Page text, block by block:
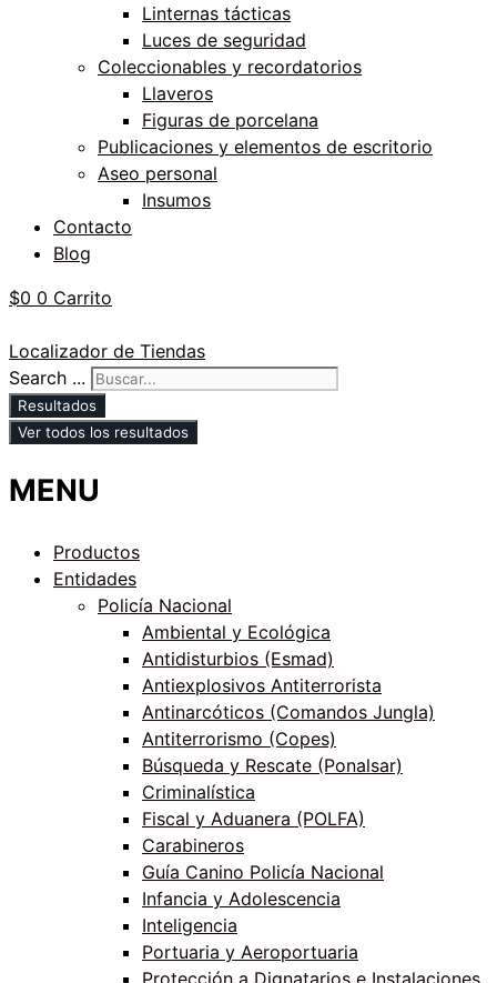
Linternas tácticas
Luces de seguridad
Coleccionables y recordatorios
Llaveros
Figuras de porcelana
Publicaciones y elementos de escritorio
Aseo personal
Insumos
Contacto
Blog
$0 0 Carrito
Localizador de Tiendas
Search ...
Resultados
Ver todos los resultados
MENU
Productos
Entidades
Policía Nacional
Ambiental y Ecológica
Antidisturbios (Esmad)
Antiexplosivos Antiterrorista
Antinarcóticos (Comandos Jungla)
Antiterrorismo (Copes)
Búsqueda y Rescate (Ponalsar)
Criminalística
Fiscal y Aduanera (POLFA)
Carabineros
Guía Canino Policía Nacional
Infancia y Adolescencia
Inteligencia
Portuaria y Aeroportuaria
Protección a Dignatarios e Instalaciones